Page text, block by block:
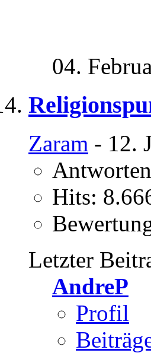
04.
Zaram - 12.
Hits:
Letzter
AndreP
Profil